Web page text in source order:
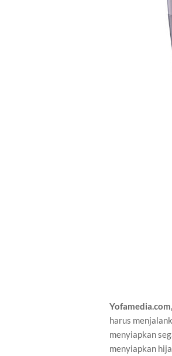
harus
menyiapkan
menyiapkan